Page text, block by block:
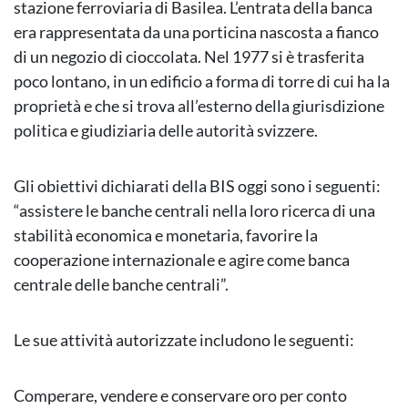
stazione ferroviaria di Basilea. L’entrata della banca
era rappresentata da una porticina nascosta a fianco
di un negozio di cioccolata. Nel 1977 si è trasferita
poco lontano, in un edificio a forma di torre di cui ha la
proprietà e che si trova all’esterno della giurisdizione
politica e giudiziaria delle autorità svizzere.
Gli obiettivi dichiarati della BIS oggi sono i seguenti:
“assistere le banche centrali nella loro ricerca di una
stabilità economica e monetaria, favorire la
cooperazione internazionale e agire come banca
centrale delle banche centrali”.
Le sue attività autorizzate includono le seguenti:
Comperare, vendere e conservare oro per conto